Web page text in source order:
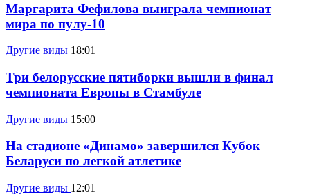
Маргарита Фефилова выиграла чемпионат
мира по пулу-10
Другие виды 18:01
Три белорусские пятиборки вышли в финал
чемпионата Европы в Стамбуле
Другие виды 15:00
На стадионе «Динамо» завершился Кубок
Беларуси по легкой атлетике
Другие виды 12:01